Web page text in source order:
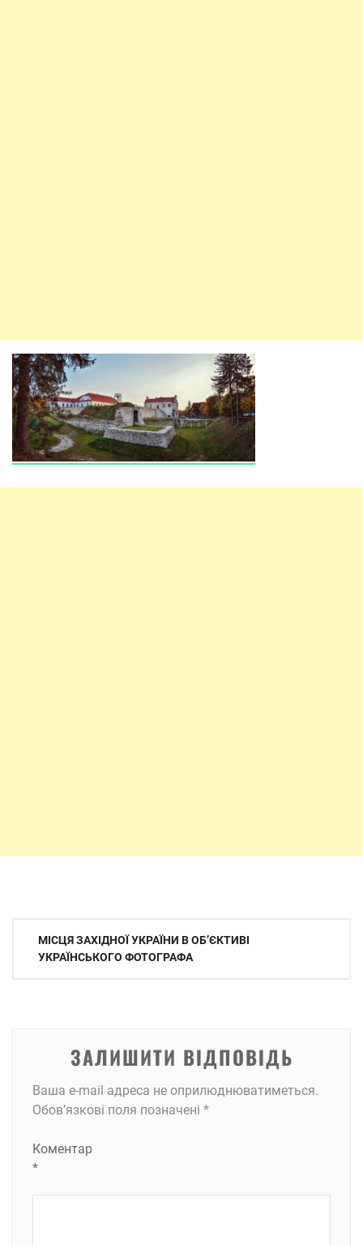
Навігація
записів
МІСЦЯ ЗАХІДНОЇ УКРАЇНИ В ОБ’ЄКТИВІ
УКРАЇНСЬКОГО ФОТОГРАФА
ЗАЛИШИТИ ВІДПОВІДЬ
Ваша e-mail адреса не оприлюднюватиметься.
Обов’язкові поля позначені *
Коментар
*